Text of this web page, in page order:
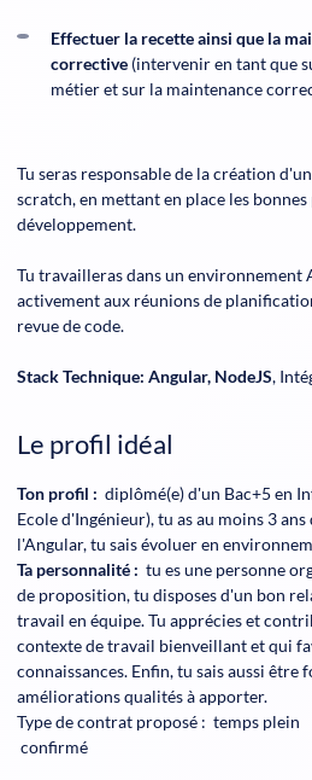
Effectuer la recette ainsi que la
corrective (intervenir en tant que
métier et sur la maintenance
Tu seras responsable de la création
scratch, en mettant en place les
développement.
Tu travailleras dans un environnement
activement aux réunions de
revue de code.
Stack Technique: Angular, NodeJS,
Le profil idéal
Ton profil : diplômé(e) d'un Bac+5 en
Ecole d'Ingénieur), tu as au moins 3
l'Angular, tu sais évoluer en
Ta personnalité : tu es une personne
de proposition, tu disposes d'un bon
travail en équipe. Tu apprécies et
contexte de travail bienveillant et qui
connaissances. Enfin, tu sais aussi
améliorations qualités à apporter.
Type de contrat proposé : temps plein
confirmé